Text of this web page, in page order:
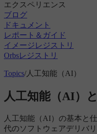
エクスペリエンス
ブログ
ドキュメント
レポート＆ガイド
イメージレジストリ
Orbsレジストリ
Topics/ 人工知能（AI）
人工知能（AI）
人工知能（AI）の基本と
代のソフトウェアデリバ